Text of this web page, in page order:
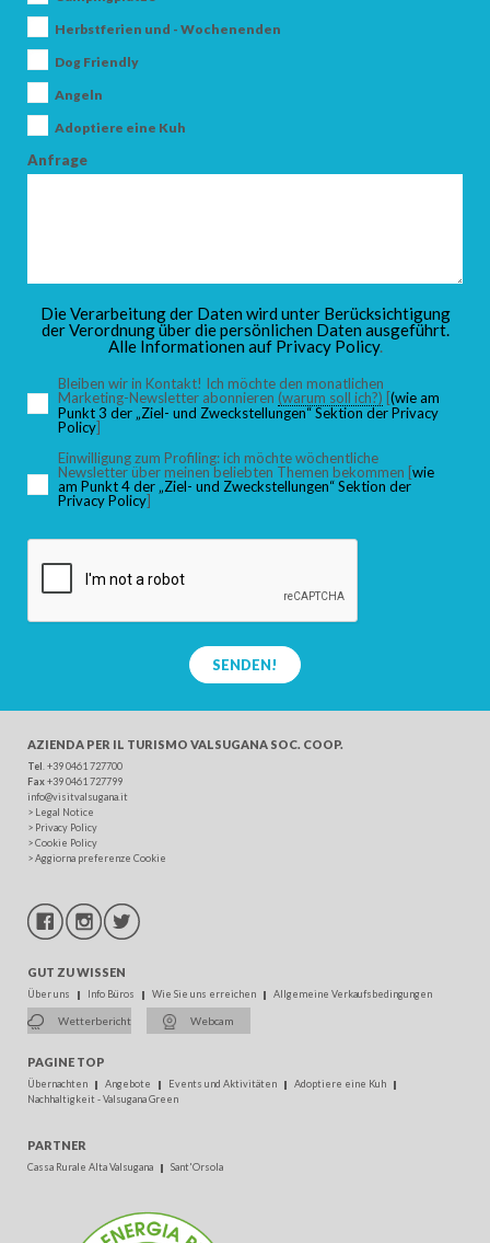
Herbstferien und - Wochenenden
Dog Friendly
Angeln
Adoptiere eine Kuh
Anfrage
Die Verarbeitung der Daten wird unter Berücksichtigung
der Verordnung über die persönlichen Daten ausgeführt.
Alle Informationen auf Privacy Policy.
Bleiben wir in Kontakt! Ich möchte den monatlichen
Marketing-Newsletter abonnieren (warum soll ich?) [(wie am
Punkt 3 der „Ziel- und Zweckstellungen“ Sektion der Privacy
Policy]
Einwilligung zum Profiling: ich möchte wöchentliche
Newsletter über meinen beliebten Themen bekommen [wie
am Punkt 4 der „Ziel- und Zweckstellungen“ Sektion der
Privacy Policy]
SENDEN!
AZIENDA PER IL TURISMO VALSUGANA SOC. COOP.
Tel . +39 0461 727700
Fax+39 0461 727799
info@visitvalsugana.it
> Legal Notice
> Privacy Policy
>Cookie Policy
>Aggiorna preferenze Cookie
GUT ZU WISSEN
Über uns Info Büros Wie Sie uns erreichen Allgemeine Verkaufsbedingungen
Wetterbericht Webcam
PAGINE TOP
Übernachten Angebote Events und Aktivitäten
Adoptiere eine Kuh
Nachhaltigkeit - Valsugana Green
PARTNER
Cassa Rurale Alta Valsugana Sant'Orsola